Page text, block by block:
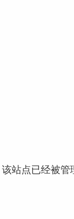
站点已经被